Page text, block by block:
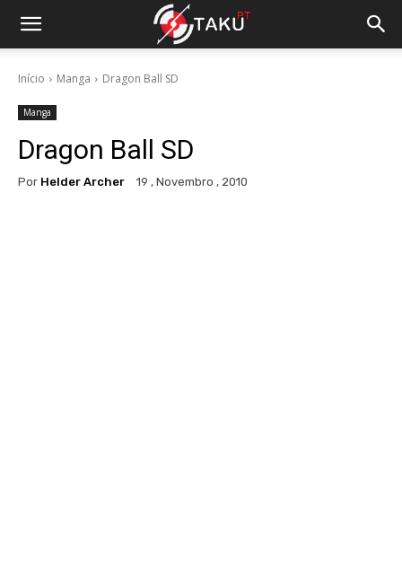
Início Manga Dragon Ball SD
Manga
Dragon Ball SD
Por Helder Archer 19 , Novembro , 2010